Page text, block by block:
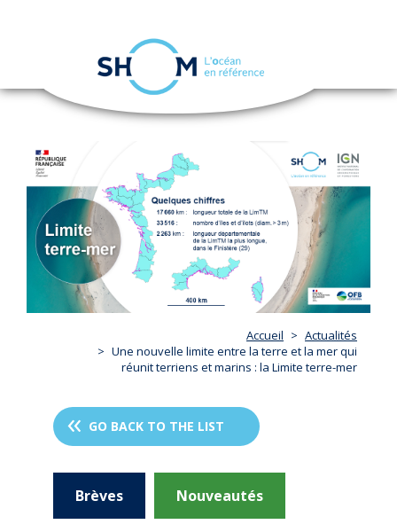
Skip
content
navigation
Accueil
Actualités
Une nouvelle limite entre la terre et la mer qui
réunit terriens et marins : la Limite terre-mer
GO BACK TO THE LIST
Brèves Nouveautés